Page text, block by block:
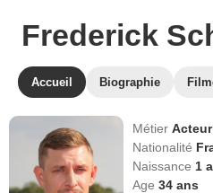
Frederick
Accueil Biographie
MétierActeur
Nationalité
Naissance 1
Age34 ans